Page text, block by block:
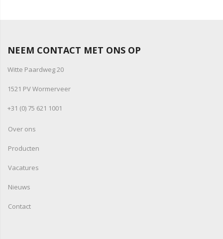
NEEM CONTACT MET ONS OP
Witte Paardweg 20
1521 PV Wormerveer
+31 (0) 75 621 1001
Over ons
Producten
Vacatures
Nieuws
Contact